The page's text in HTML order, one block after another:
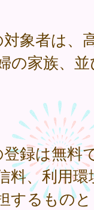
象者は、
の家族、
録は無料
料、利用
するもの